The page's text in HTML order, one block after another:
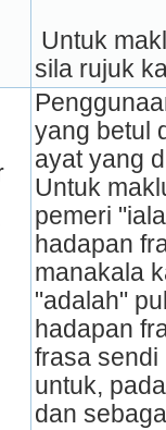
sila rujuk
1. Boria ialah sejenis teater
yang betul
ayat yang
Untuk
pemeri
hadapan
manakala
"adalah"
hadapan
frasa sendi
untuk,
dan